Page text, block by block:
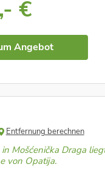
€
Angebot
Entfernung berechnen
Mošćenička Draga
von Opatija.